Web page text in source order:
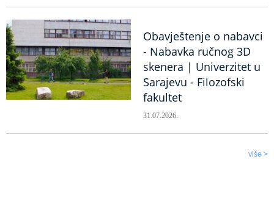
Obavještenje o nabavci
- Nabavka ručnog 3D
skenera | Univerzitet u
Sarajevu - Filozofski
fakultet
31.07.2026.
više >